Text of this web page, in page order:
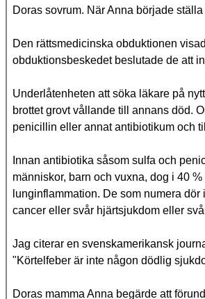
Doras sovrum. När Anna började
Den rättsmedicinska obduktionen
obduktionsbeskedet beslutade de att
Underlåtenheten att söka läkare på
brottet grovt vållande till annans död.
penicillin eller annat antibiotikum och
Innan antibiotika såsom sulfa och
människor, barn och vuxna, dog i 40
lunginflammation. De som numera
cancer eller svår hjärtsjukdom eller
Jag citerar en svenskamerikansk
"Körtelfeber är inte någon dödlig
Doras mamma Anna begärde att